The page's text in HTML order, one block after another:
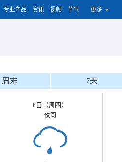
专业产品 资讯 视频 节气 更多
周末 7天
6日（周四）
夜间